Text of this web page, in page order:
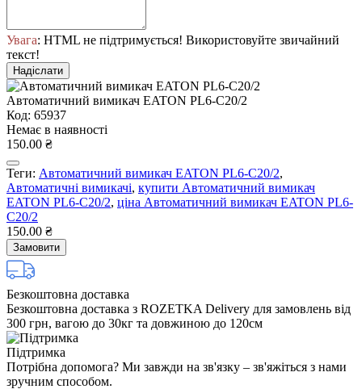
Увага: HTML не підтримується! Використовуйте звичайний
текст!
Надіслати
Автоматичний вимикач EATON PL6-C20/2
Код: 65937
Немає в наявності
150.00 ₴
Теги: Автоматичний вимикач EATON PL6-C20/2,
Автоматичні вимикачі, купити Автоматичний вимикач
EATON PL6-C20/2, ціна Автоматичний вимикач EATON PL6-
C20/2
150.00 ₴
Замовити
Безкоштовна доставка
Безкоштовна доставка з ROZETKA Delivery для замовлень від
300 грн, вагою до 30кг та довжиною до 120см
Підтримка
Потрібна допомога? Ми завжди на зв'язку – зв'яжіться з нами
зручним способом.